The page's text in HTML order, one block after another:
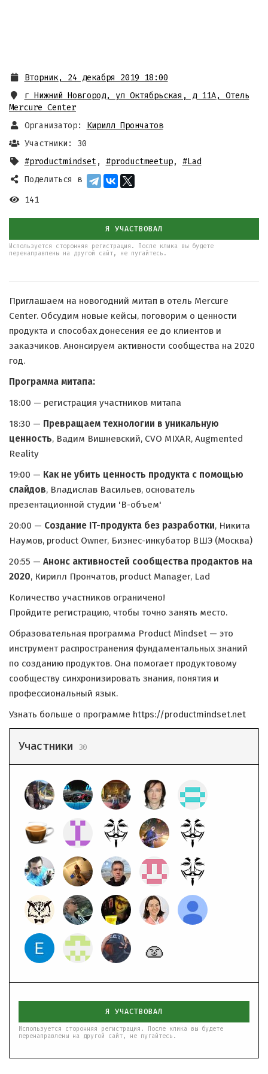
Вторник, 24 декабря 2019 18:00
г Нижний Новгород, ул Октябрьская, д 11А, Отель
Mercure Center
Организатор:
Кирилл Прончатов
Участники: 30
#productmindset, #productmeetup, #Lad
Поделиться в
141
Я УЧАСТВОВАЛ
Используется сторонняя регистрация. После клика вы будете
перенаправлены на другой сайт, не пугайтесь.
Приглашаем на новогодний митап в отель Mercure
Center. Обсудим новые кейсы, поговорим о ценности
продукта и способах донесения ее до клиентов и
заказчиков. Анонсируем активности сообщества на 2020
год.
Программа митапа:
18:00 — регистрация участников митапа
18:30 — Превращаем технологии в уникальную
ценность, Вадим Вишневский, CVO MIXAR, Augmented
Reality
19:00 — Как не убить ценность продукта с помощью
слайдов, Владислав Васильев, основатель
презентационной студии 'В-объем'
20:00 — Создание IT-продукта без разработки, Никита
Наумов, product Owner, Бизнес-инкубатор ВШЭ (Москва)
20:55 — Анонс активностей сообщества продактов на
2020, Кирилл Прончатов, product Manager, Lad
Количество участников ограничено!
Пройдите регистрацию, чтобы точно занять место.
Образовательная программа Product Mindset — это
инструмент распространения фундаментальных знаний
по созданию продуктов. Она помогает продуктовому
сообществу синхронизировать знания, понятия и
профессиональный язык.
Узнать больше о программе https://productmindset.net
Участники 30
Я УЧАСТВОВАЛ
Используется сторонняя регистрация. После клика вы будете
перенаправлены на другой сайт, не пугайтесь.